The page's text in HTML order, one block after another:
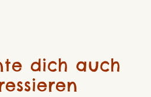
dich auch